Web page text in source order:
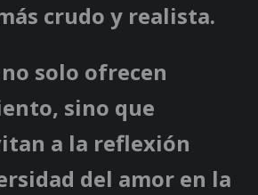
crudo y realista.
solo ofrecen
sino que
a la reflexión
del amor en la